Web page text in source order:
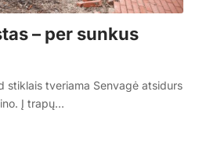
– per sunkus
stiklais tveriama Senvagė atsidurs
Į trapų…